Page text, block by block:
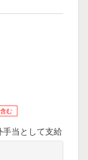
む
当として支給